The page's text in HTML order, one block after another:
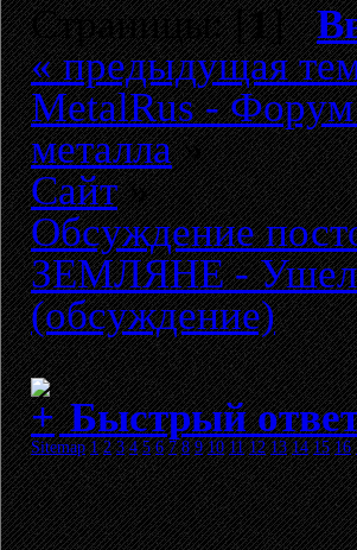
Страницы: [1]
« предыдущая
MetalRus - Форум
металла»
Сайт»
Обсуждение
ЗЕМЛЯНЕ - Ушел
(обсуждение)
Быстрый
Sitemap 1 2 3 4 5 6 7 8 9 10 11 12 13 14 15 16